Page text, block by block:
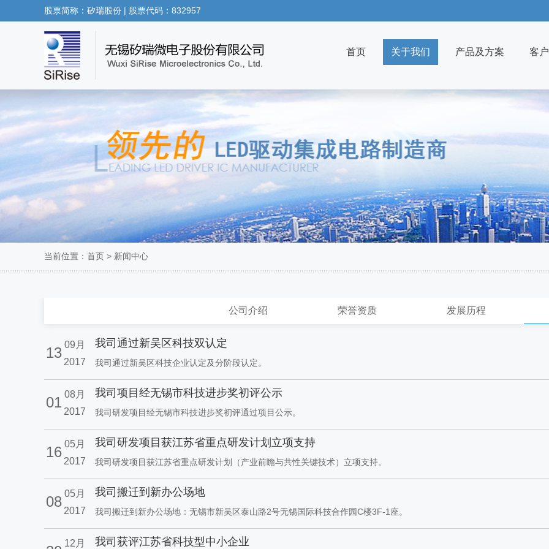
股票简称：矽瑞股份 | 股票代码：832957
首页 关于我们 产品及方案 客
当前位置： 首页 > 新闻中心
公司介绍 荣誉资质 发展历程
13 09月
2017
我司通过新吴区科技双认定
我司通过新吴区科技企业认定及分阶段认定。
01 08月
2017
我司项目经无锡市科技进步奖初评公示
我司研发项目经无锡市科技进步奖初评通过项目公示。
16 05月
2017
我司研发项目获江苏省重点研发计划立项支持
我司研发项目获江苏省重点研发计划（产业前瞻与共性关键技术）立项支持。
08 05月
2017
我司搬迁到新办公场地
我司搬迁到新办公场地：无锡市新吴区泰山路2号无锡国际科技合作园C楼3F-1座。
12月 我司获评江苏省科技型中小企业